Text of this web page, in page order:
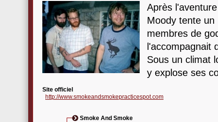
Après
Moody tente un
membres de
l'accompagnait
Sous un climat
y explose ses
Site officiel
http://www.smokeandsmokepracticespot.com
Smoke And Smoke